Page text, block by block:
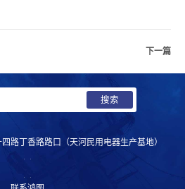
下一篇
路丁香路路口（天河民用电器生产基地）